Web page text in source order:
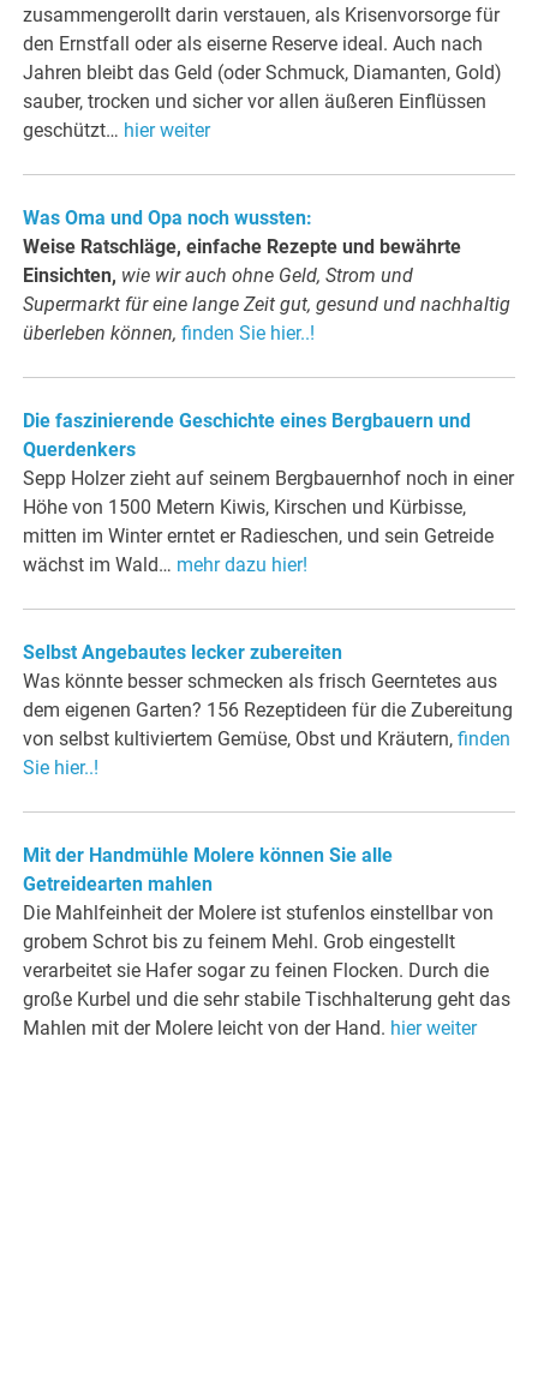
zusammengerollt darin verstauen, als Krisenvorsorge für
den Ernstfall oder als eiserne Reserve ideal. Auch nach
Jahren bleibt das Geld (oder Schmuck, Diamanten, Gold)
sauber, trocken und sicher vor allen äußeren Einflüssen
geschützt… hier weiter
Was Oma und Opa noch wussten:
Weise Ratschläge, einfache Rezepte und bewährte
Einsichten, wie wir auch ohne Geld, Strom und
Supermarkt für eine lange Zeit gut, gesund und nachhaltig
überleben können,finden Sie hier..!
Die faszinierende Geschichte eines Bergbauern und
Querdenkers
Sepp Holzer zieht auf seinem Bergbauernhof noch in einer
Höhe von 1500 Metern Kiwis, Kirschen und Kürbisse,
mitten im Winter erntet er Radieschen, und sein Getreide
wächst im Wald… mehr dazu hier!
Selbst Angebautes lecker zubereiten
Was könnte besser schmecken als frisch Geerntetes aus
dem eigenen Garten? 156 Rezeptideen für die Zubereitung
von selbst kultiviertem Gemüse, Obst und Kräutern,finden
Sie hier..!
Mit der Handmühle Molere können Sie alle
Getreidearten mahlen
Die Mahlfeinheit der Molere ist stufenlos einstellbar von
grobem Schrot bis zu feinem Mehl. Grob eingestellt
verarbeitet sie Hafer sogar zu feinen Flocken. Durch die
große Kurbel und die sehr stabile Tischhalterung geht das
Mahlen mit der Molere leicht von der Hand. hier weiter